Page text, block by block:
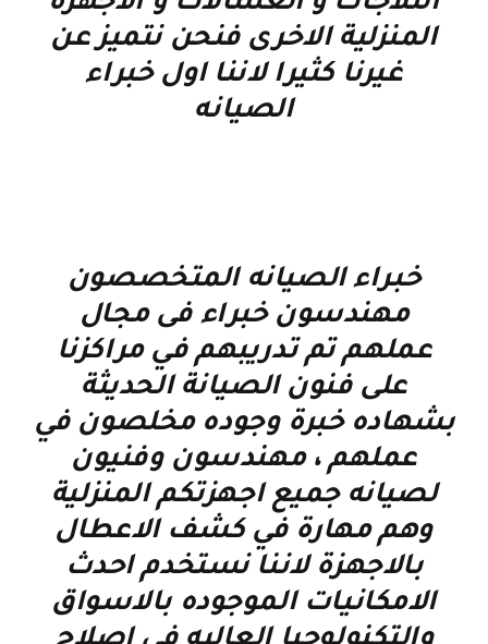
المنزلية الاخرى فنحن نتميز عن
غيرنا كثيرا لاننا اول خبراء
الصيانه
خبراء الصيانه المتخصصون
مهندسون خبراء فى مجال
عملهم تم تدريبهم في مراكزنا
على فنون الصيانة الحديثة
بشهاده خبرة وجوده مخلصون في
عملهم ، مهندسون وفنيون
لصيانه جميع اجهزتكم المنزلية
وهم مهارة في كشف الاعطال
بالاجهزة لاننا نستخدم احدث
الامكانيات الموجوده بالاسواق